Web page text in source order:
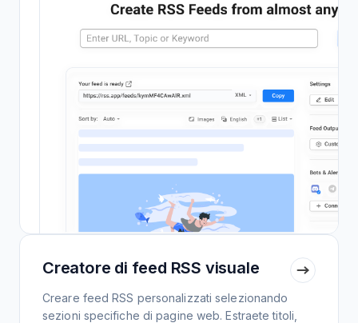
Creatore di feed RSS visuale
Creare feed RSS personalizzati selezionando
sezioni specifiche di pagine web. Estraete titoli,